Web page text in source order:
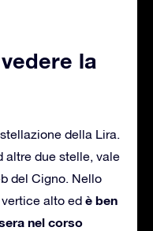
la
della Lira.
altre due stelle, vale
del Cigno. Nello
alto ed è ben
nel corso